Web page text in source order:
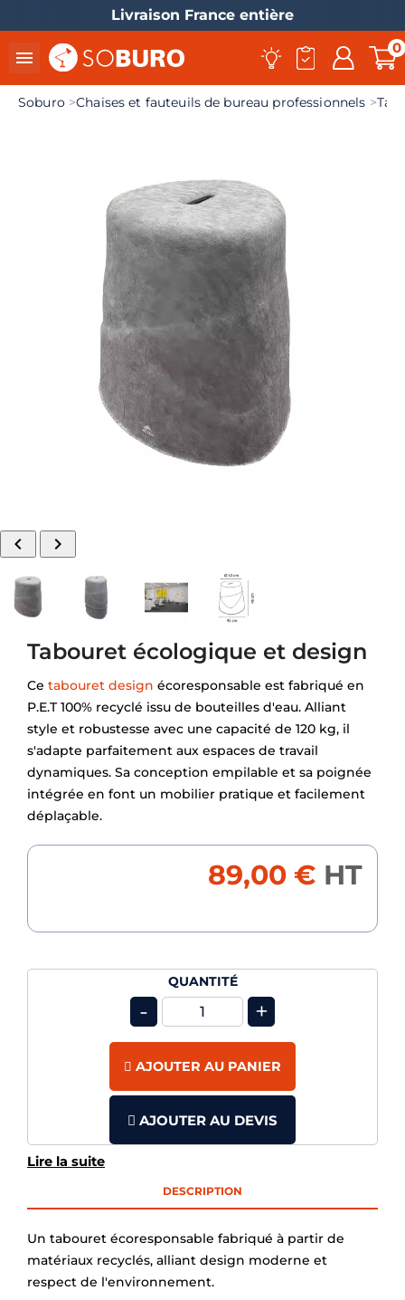
Livraison France entière
 0
Soburo Chaises et fauteuils de bureau professionnels
 
Tabouret écologique et design
Ce tabouret design écoresponsable est fabriqué en
P.E.T 100% recyclé issu de bouteilles d'eau. Alliant
style et robustesse avec une capacité de 120 kg, il
s'adapte parfaitement aux espaces de travail
dynamiques. Sa conception empilable et sa poignée
intégrée en font un mobilier pratique et facilement
déplaçable.
Lire la suite
89,00 € HT
QUANTITÉ
- +
AJOUTER AU PANIER
AJOUTER AU DEVIS
DESCRIPTION
Un tabouret écoresponsable fabriqué à partir de
matériaux recyclés, alliant design moderne et
respect de l'environnement.